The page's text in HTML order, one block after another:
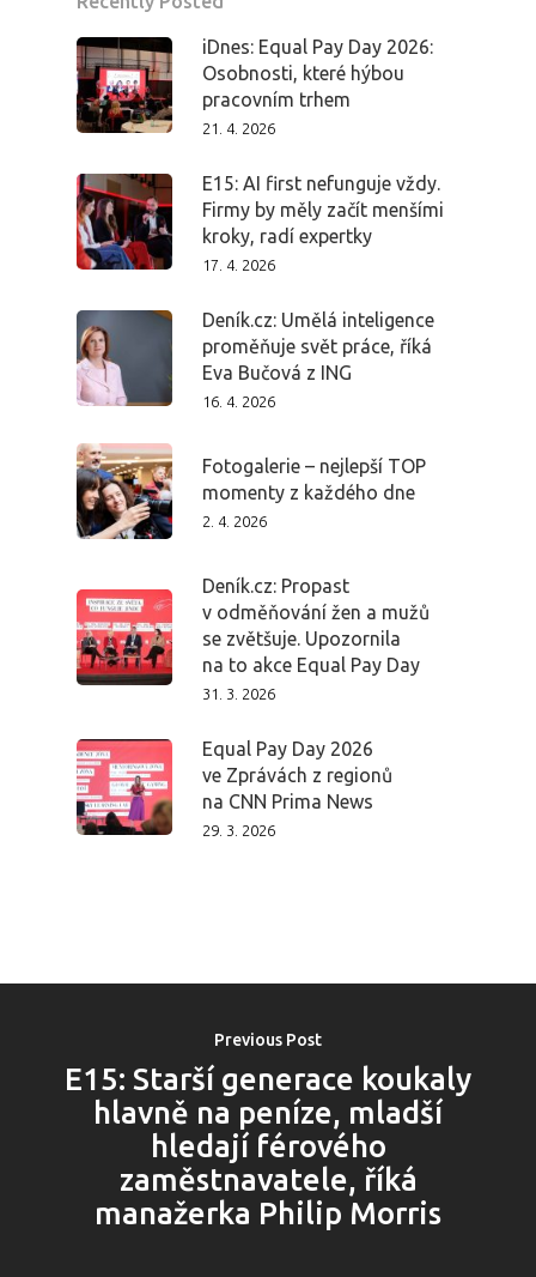
iDnes: Equal Pay Day 2026:
Osobnosti, které hýbou
pracovním trhem
21. 4. 2026
E15: AI first nefunguje vždy.
Firmy by měly začít menšími
kroky, radí expertky
17. 4. 2026
Deník.cz: Umělá inteligence
proměňuje svět práce, říká
Eva Bučová z ING
16. 4. 2026
Fotogalerie – nejlepší TOP
momenty z každého dne
2. 4. 2026
Deník.cz: Propast
v odměňování žen a mužů
se zvětšuje. Upozornila
na to akce Equal Pay Day
31. 3. 2026
Equal Pay Day 2026
ve Zprávách z regionů
na CNN Prima News
29. 3. 2026
Previous Post
E15: Starší generace koukaly
hlavně na peníze, mladší
hledají férového
zaměstnavatele, říká
manažerka Philip Morris
PRO MÉDIA